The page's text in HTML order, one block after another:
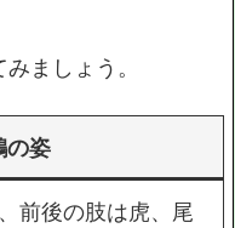
ましょう。
の姿
前後の肢は虎、尾